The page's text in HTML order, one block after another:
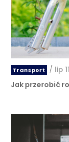
Transport / lip
Jak przerobić